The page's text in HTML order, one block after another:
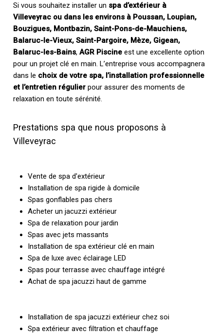
Si vous souhaitez installer un spa d’extérieur à
Villeveyrac ou dans les environs à Poussan, Loupian,
Bouzigues, Montbazin, Saint-Pons-de-Mauchiens,
Balaruc-le-Vieux, Saint-Pargoire, Mèze, Gigean,
Balaruc-les-Bains, AGR Piscineest une excellente option
pour un projet clé en main. L’entreprise vous accompagnera
dans le choix de votre spa, l’installation professionnelle
et l’entretien régulierpour assurer des moments de
relaxation en toute sérénité.
Prestations spa que nous proposons à
Villeveyrac
Vente de spa d'extérieur
Installation de spa rigide à domicile
Spas gonflables pas chers
Acheter un jacuzzi extérieur
Spa de relaxation pour jardin
Spas avec jets massants
Installation de spa extérieur clé en main
Spa de luxe avec éclairage LED
Spas pour terrasse avec chauffage intégré
Achat de spa jacuzzi haut de gamme
Installation de spa jacuzzi extérieur chez soi
Spa extérieur avec filtration et chauffage